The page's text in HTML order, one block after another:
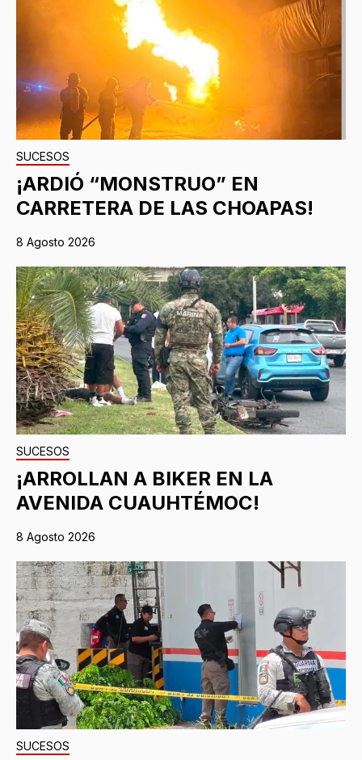
SUCESOS
¡ARDIÓ “MONSTRUO” EN
CARRETERA DE LAS CHOAPAS!
8 Agosto 2026
SUCESOS
¡ARROLLAN A BIKER EN LA
AVENIDA CUAUHTÉMOC!
8 Agosto 2026
SUCESOS